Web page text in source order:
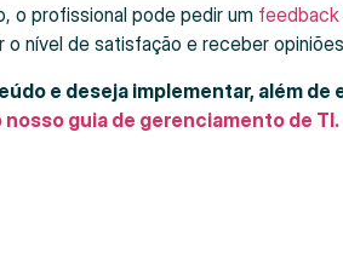
o profissional pode pedir um feedback
nível de satisfação e receber
e deseja implementar, além
nosso guia de gerenciamento de TI.